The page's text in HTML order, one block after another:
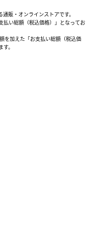
販・オンラインストアです。
払い総額（税込価格）」となってお
を加えた「お支払い総額（税込価
。